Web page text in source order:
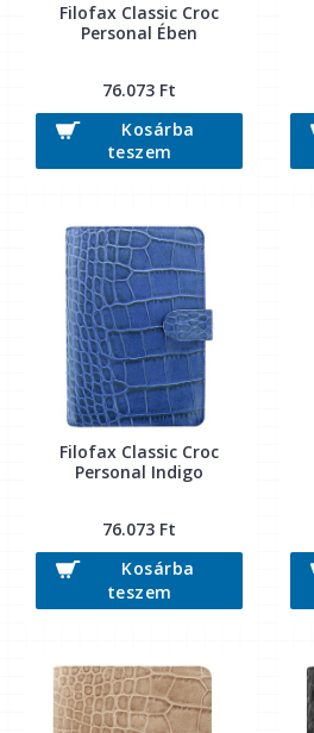
Filofax Classic Croc
Personal Ében
76.073 Ft
Kosárba
teszem
Filofax Classic Croc
Personal Indigo
76.073 Ft
Kosárba
teszem